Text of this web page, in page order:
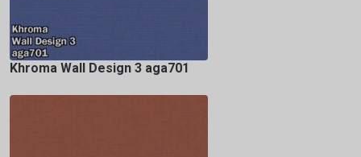
Khroma Wall Design 3 aga701